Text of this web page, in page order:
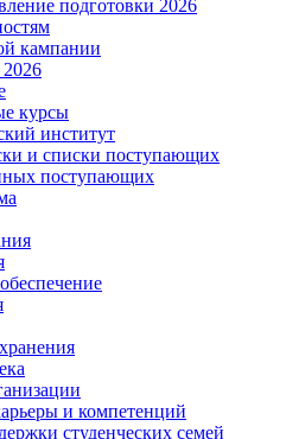
подготовки 2026
кампании
курсы
институт
и списки поступающих
поступающих
и компетенций
студенческих семей